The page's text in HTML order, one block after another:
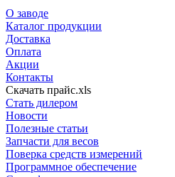
О заводе
Каталог продукции
Доставка
Оплата
Акции
Контакты
Скачать прайс.xls
Стать дилером
Новости
Полезные статьи
Запчасти для весов
Поверка средств измерений
Программное обеспечение